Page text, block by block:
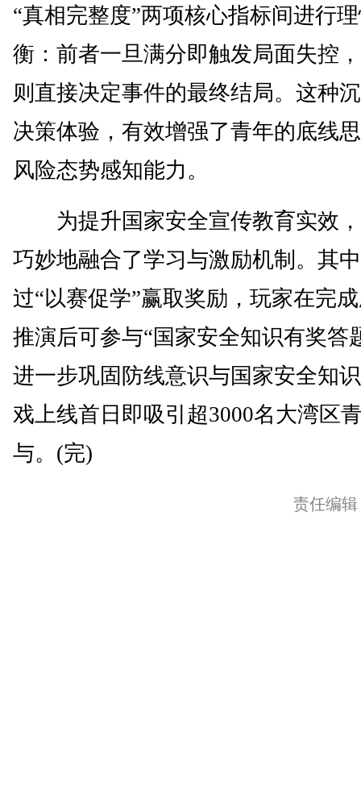
“真相完整度”两项核心指标间进行
衡：前者一旦满分即触发局面失控
则直接决定事件的最终结局。这种
决策体验，有效增强了青年的底线
风险态势感知能力。
为提升国家安全宣传教育实效
巧妙地融合了学习与激励机制。其
过“以赛促学”赢取奖励，玩家在完
推演后可参与“国家安全知识有奖答
进一步巩固防线意识与国家安全知
戏上线首日即吸引超3000名大湾区
与。(完)
责任编